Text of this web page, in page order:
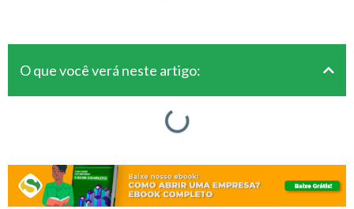
O que você verá neste artigo: